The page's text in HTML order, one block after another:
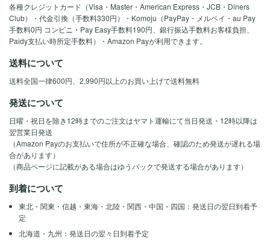
各種クレジットカード（Visa・Master・American Express・JCB・Diners
Club）・代金引換（手数料330円）・Komoju（PayPay・メルペイ・au Pay
手数料0円 コンビニ・Pay Easy手数料190円、銀行振込手数料お客様負担、
Paidy支払い時所定手数料）・Amazon Payが利用できます。
送料について
送料全国一律600円、2,990円以上のお買い上げで送料無料
発送について
日曜・祝日を除き12時までのご注文はヤマト運輸にて当日発送・12時以降は
翌営業日発送
（Amazon Payのお支払いで住所が不正確な場合、確認のため発送が遅れる場
合があります）
（商品ページに記載がある場合はゆうパックで発送する場合があります）
到着について
東北・関東・信越・東海・北陸・関西・中国・四国：発送日の翌日到着予
定
北海道・九州：発送日の翌々日到着予定